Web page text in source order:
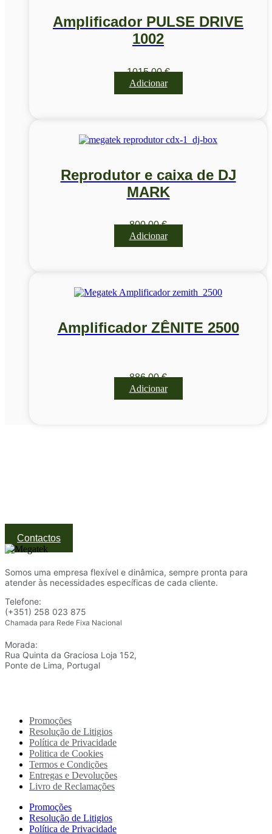
Amplificador PULSE DRIVE
1002
1015,00€
Adicionar
Reprodutor e caixa de DJ
MARK
800,00€
Adicionar
Amplificador ZÊNITE 2500
886,00€
Adicionar
Contactos
Somos uma empresa flexível e dinâmica, sempre pronta para
atender às necessidades específicas de cada cliente.
Telefone:
(+351) 258 023 875
Chamada para Rede Fixa Nacional
Morada:
Rua Quinta da Graciosa Loja 152,
Ponte de Lima, Portugal
Promoções
Resolução de Litigios
Política de Privacidade
Politica de Cookies
Termos e Condições
Entregas e Devoluções
Livro de Reclamações
Promoções
Resolução de Litigios
Política de Privacidade